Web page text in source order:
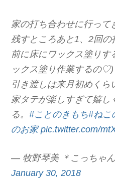
家の打ち合わせに行って
残すところあと1、2回
前に床にワックス塗りす
ックス塗り作業するの♡)
引き渡しは来月初めくら
家タテが楽しすぎて嬉し
る。#ことのきもち#ねこ
のお家 pic.twitter.com/
— 牧野琴美 ＊こっちゃ
January 30, 2018